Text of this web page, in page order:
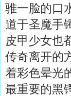
骓一脸的口
道于圣魔手
皮甲少女也
传奇离开的
着彩色晕光
最重要的黑